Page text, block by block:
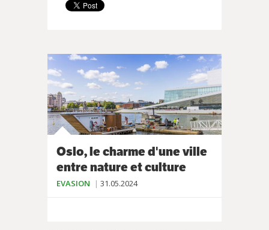
Oslo, le charme d'une ville
entre nature et culture
EVASION 31.05.2024